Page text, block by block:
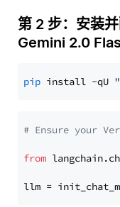
第 2 步：安装
Gemini 2.0
pip install -qU
# Ensure your
from
llm =